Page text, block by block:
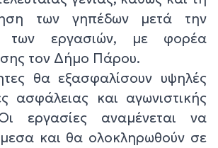
των γηπέδων μετά την
των εργασιών, με φορέα
τον Δήμο Πάρου.
θα εξασφαλίσουν υψηλές
ασφάλειας και αγωνιστικής
εργασίες αναμένεται να
και θα ολοκληρωθούν σε